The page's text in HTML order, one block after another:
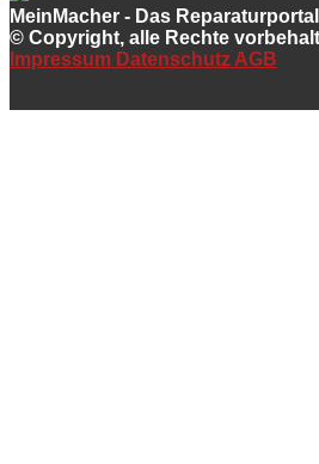
MeinMacher - Das Reparaturportal
© Copyright, alle Rechte
Impressum Datenschutz AGB